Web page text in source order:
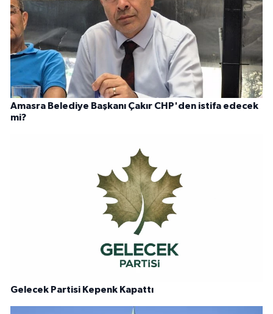
Amasra Belediye Başkanı Çakır CHP'den istifa edecek
mi?
Gelecek Partisi Kepenk Kapattı